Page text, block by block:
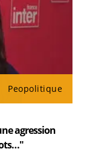
Peopolitique
agression